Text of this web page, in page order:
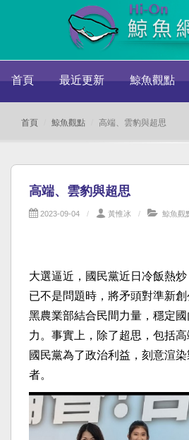
首頁 最近更新 鯨魚觀點
首頁 鯨魚觀點 高端、雲豹與超思
高端、雲豹與超思
2023-09-04 黃惟冰 鯨魚觀
大選逼近，國民黨近日冷飯熱
已不是問題時，將矛頭對準新
黑農業部結合民間力量，穩定
力。事實上，除了超思，包括
國民黨為了政治利益，刻意渲
者。